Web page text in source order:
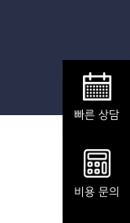
빠른 상담
비용 문의